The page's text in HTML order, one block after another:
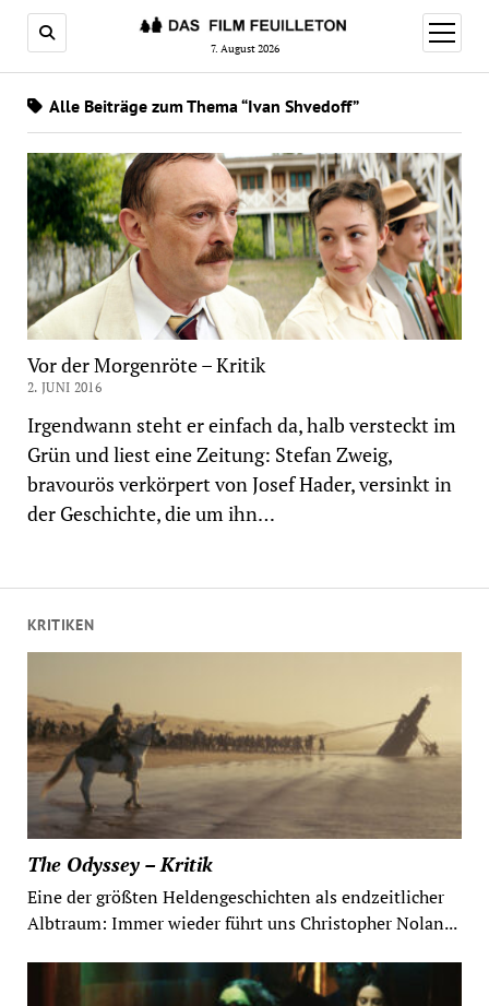
7. August 2026
Menü
öffnen
KRITIKEN
The Odyssey – Kritik
Eine der größten Heldengeschichten als endzeitlicher
Albtraum: Immer wieder führt uns Christopher Nolan...
Alle Beiträge zum Thema “Ivan Shvedoff”
Vor der Morgenröte – Kritik
2. JUNI 2016
Irgendwann steht er einfach da, halb versteckt im
Grün und liest eine Zeitung: Stefan Zweig,
bravourös verkörpert von Josef Hader, versinkt in
der Geschichte, die um ihn…